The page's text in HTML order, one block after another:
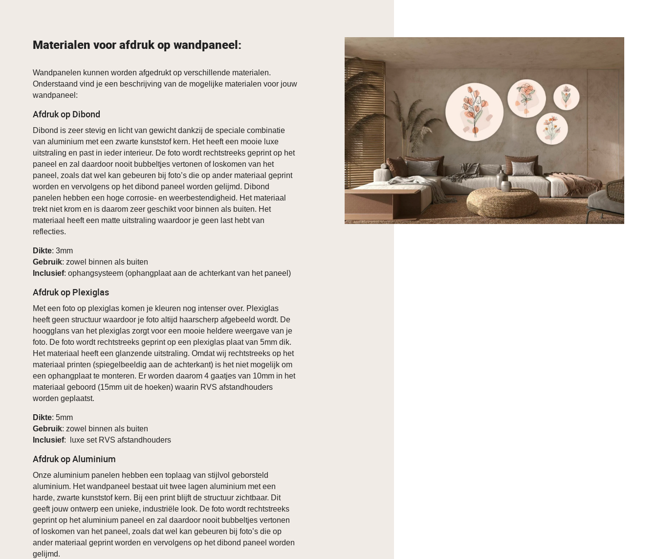
Materialen voor afdruk op wandpaneel:
Wandpanelen kunnen worden afgedrukt op verschillende materialen.
Onderstaand vind je een beschrijving van de mogelijke materialen voor jouw
wandpaneel:
Afdruk op Dibond
Dibond is zeer stevig en licht van gewicht dankzij de speciale combinatie
van aluminium met een zwarte kunststof kern. Het heeft een mooie luxe
uitstraling en past in ieder interieur. De foto wordt rechtstreeks geprint op het
paneel en zal daardoor nooit bubbeltjes vertonen of loskomen van het
paneel, zoals dat wel kan gebeuren bij foto’s die op ander materiaal geprint
worden en vervolgens op het dibond paneel worden gelijmd. Dibond
panelen hebben een hoge corrosie- en weerbestendigheid. Het materiaal
trekt niet krom en is daarom zeer geschikt voor binnen als buiten. Het
materiaal heeft een matte uitstraling waardoor je geen last hebt van
reflecties.
Dikte: 3mm
Gebruik: zowel binnen als buiten
Inclusief: ophangsysteem (ophangplaat aan de achterkant van het paneel)
Afdruk op Plexiglas
Met een foto op plexiglas komen je kleuren nog intenser over. Plexiglas
heeft geen structuur waardoor je foto altijd haarscherp afgebeeld wordt. De
hoogglans van het plexiglas zorgt voor een mooie heldere weergave van je
foto. De foto wordt rechtstreeks geprint op een plexiglas plaat van 5mm dik.
Het materiaal heeft een glanzende uitstraling. Omdat wij rechtstreeks op het
materiaal printen (spiegelbeeldig aan de achterkant) is het niet mogelijk om
een ophangplaat te monteren. Er worden daarom 4 gaatjes van 10mm in het
materiaal geboord (15mm uit de hoeken) waarin RVS afstandhouders
worden geplaatst.
Dikte: 5mm
Gebruik: zowel binnen als buiten
Inclusief: luxe set RVS afstandhouders
Afdruk op Aluminium
Onze aluminium panelen hebben een toplaag van stijlvol geborsteld
aluminium. Het wandpaneel bestaat uit twee lagen aluminium met een
harde, zwarte kunststof kern. Bij een print blijft de structuur zichtbaar. Dit
geeft jouw ontwerp een unieke, industriële look. De foto wordt rechtstreeks
geprint op het aluminium paneel en zal daardoor nooit bubbeltjes vertonen
of loskomen van het paneel, zoals dat wel kan gebeuren bij foto’s die op
ander materiaal geprint worden en vervolgens op het dibond paneel worden
gelijmd.